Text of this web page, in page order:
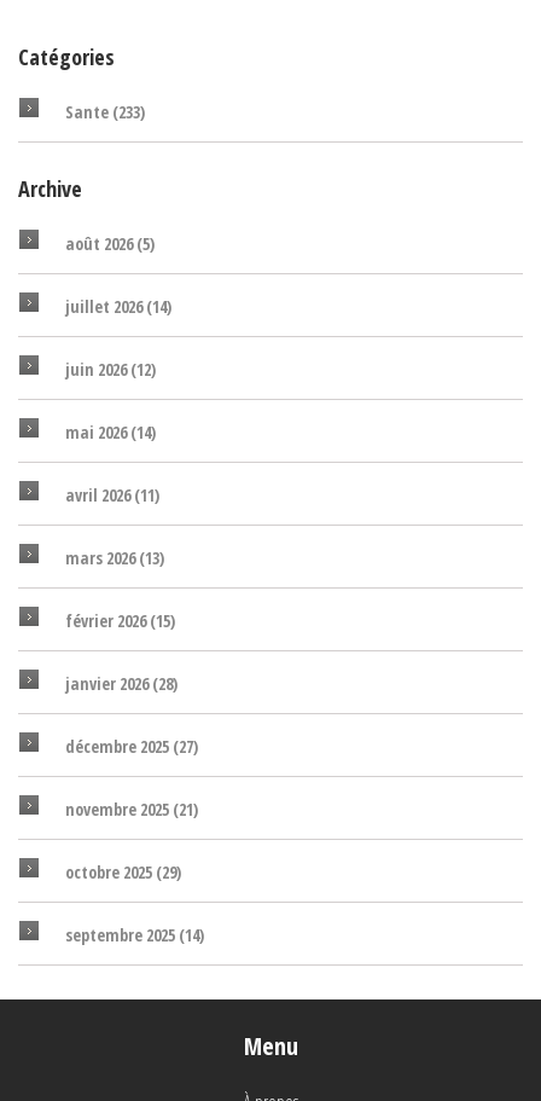
Catégories
Sante (233)
Archive
août 2026(5)
juillet 2026(14)
juin 2026(12)
mai 2026(14)
avril 2026(11)
mars 2026(13)
février 2026(15)
janvier 2026(28)
décembre 2025 (27)
novembre 2025 (21)
octobre 2025 (29)
septembre 2025 (14)
Menu